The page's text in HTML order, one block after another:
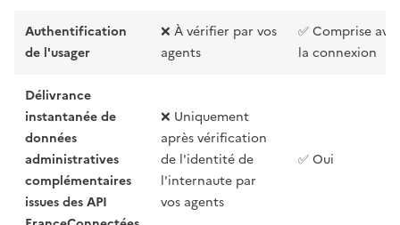
Authentification
de l'usager
❌ À vérifier par vos
agents
✅ Comprise
la connexion
Délivrance
instantanée de
données
administratives
complémentaires
issues des API
❌ Uniquement
après vérification
de l'identité de
l'internaute par
vos agents
✅ Oui